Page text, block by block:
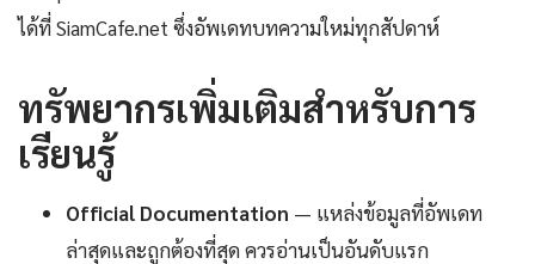
ได้ที่ SiamCafe.net ซึ่งอัพเดทบทความใหม่ทุกสัปดาห์
ทรัพยากรเพิ่มเติมสำหรับการ
เรียนรู้
Official Documentation — แหล่งข้อมูลที่อัพเดท
ล่าสุดและถูกต้องที่สุด ควรอ่านเป็นอันดับแรก